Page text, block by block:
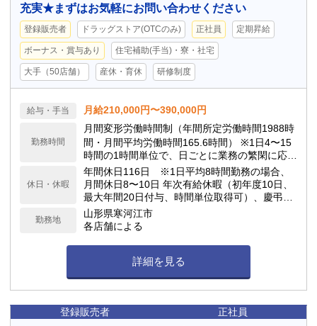
充実★まずはお気軽にお問い合わせください
登録販売者 ドラッグストア(OTCのみ) 正社員 定期昇給
ボーナス・賞与あり 住宅補助(手当)・寮・社宅
大手（50店舗） 産休・育休 研修制度
給与・手当 月給210,000円〜390,000円
勤務時間
月間変形労働時間制（年間所定労働時間1988時
間・月間平均労働時間165.6時間） ※1日4〜15
時間の1時間単位で、日ごとに業務の繁閑に応じ
て勤務時間を設定します。
休日・休暇
年間休日116日 ※1日平均8時間勤務の場合、
月間休日8〜10日 年次有給休暇（初年度10日、
最大年間20日付与、時間単位取得可）、慶弔休
暇、子の看護休暇、介護休暇 他
勤務地
山形県寒河江市
各店舗による
詳細を見る
登録販売者 正社員